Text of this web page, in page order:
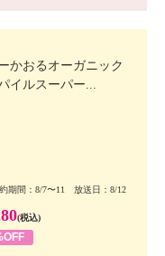
かおるオーガニック
イルスーパー...
期間：8/7〜11 放送日：8/12
(税込)